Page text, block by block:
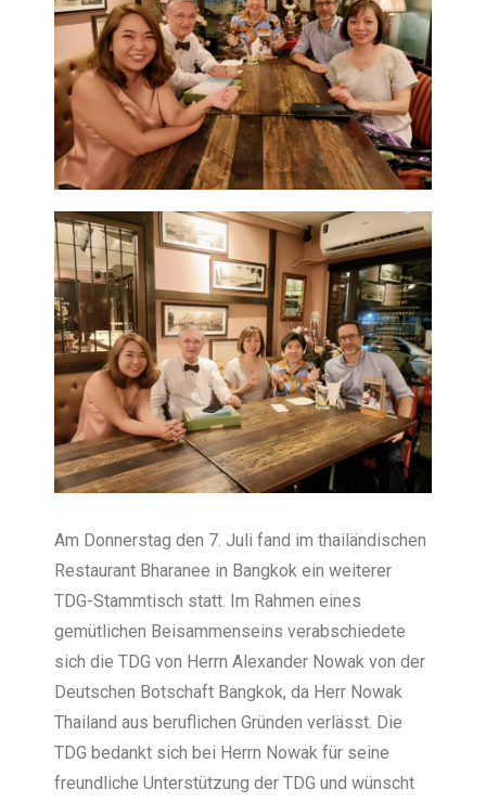
Am Donnerstag den 7. Juli fand im thailändischen
Restaurant Bharanee in Bangkok ein weiterer
TDG-Stammtisch statt. Im Rahmen eines
gemütlichen Beisammenseins verabschiedete
sich die TDG von Herrn Alexander Nowak von der
Deutschen Botschaft Bangkok, da Herr Nowak
Thailand aus beruflichen Gründen verlässt. Die
TDG bedankt sich bei Herrn Nowak für seine
freundliche Unterstützung der TDG und wünscht